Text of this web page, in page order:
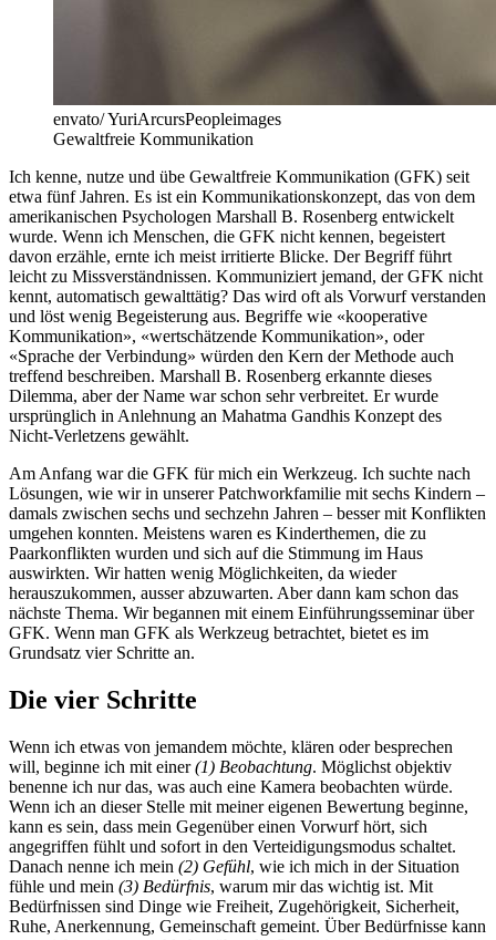
envato/ YuriArcursPeopleimages
Gewaltfreie Kommunikation
Ich kenne, nutze und übe Gewaltfreie Kommunikation (GFK) seit
etwa fünf Jahren. Es ist ein Kommunikationskonzept, das von dem
amerikanischen Psychologen Marshall B. Rosenberg entwickelt
wurde. Wenn ich Menschen, die GFK nicht kennen, begeistert
davon erzähle, ernte ich meist irritierte Blicke. Der Begriff führt
leicht zu Missverständnissen. Kommuniziert jemand, der GFK nicht
kennt, automatisch gewalttätig? Das wird oft als Vorwurf verstanden
und löst wenig Begeisterung aus. Begriffe wie «kooperative
Kommunikation», «wertschätzende Kommunikation», oder
«Sprache der Verbindung» würden den Kern der Methode auch
treffend beschreiben. Marshall B. Rosenberg erkannte dieses
Dilemma, aber der Name war schon sehr verbreitet. Er wurde
ursprünglich in Anlehnung an Mahatma Gandhis Konzept des
Nicht-Verletzens gewählt.
Am Anfang war die GFK für mich ein Werkzeug. Ich suchte nach
Lösungen, wie wir in unserer Patchworkfamilie mit sechs Kindern –
damals zwischen sechs und sechzehn Jahren – besser mit Konflikten
umgehen konnten. Meistens waren es Kinderthemen, die zu
Paarkonflikten wurden und sich auf die Stimmung im Haus
auswirkten. Wir hatten wenig Möglichkeiten, da wieder
herauszukommen, ausser abzuwarten. Aber dann kam schon das
nächste Thema. Wir begannen mit einem Einführungsseminar über
GFK. Wenn man GFK als Werkzeug betrachtet, bietet es im
Grundsatz vier Schritte an.
Die vier Schritte
Wenn ich etwas von jemandem möchte, klären oder besprechen
will, beginne ich mit einer(1) Beobachtung. Möglichst objektiv
benenne ich nur das, was auch eine Kamera beobachten würde.
Wenn ich an dieser Stelle mit meiner eigenen Bewertung beginne,
kann es sein, dass mein Gegenüber einen Vorwurf hört, sich
angegriffen fühlt und sofort in den Verteidigungsmodus schaltet.
Danach nenne ich mein (2) Gefühl, wie ich mich in der Situation
fühle und mein (3) Bedürfnis, warum mir das wichtig ist. Mit
Bedürfnissen sind Dinge wie Freiheit, Zugehörigkeit, Sicherheit,
Ruhe, Anerkennung, Gemeinschaft gemeint. Über Bedürfnisse kann